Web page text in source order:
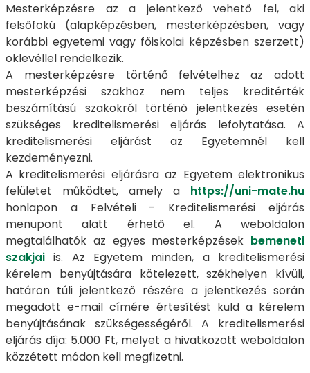
Mesterképzésre az a jelentkező vehető fel, aki
felsőfokú (alapképzésben, mesterképzésben, vagy
korábbi egyetemi vagy főiskolai képzésben szerzett)
oklevéllel rendelkezik.
A mesterképzésre történő felvételhez az adott
mesterképzési szakhoz nem teljes kreditérték
beszámítású szakokról történő jelentkezés esetén
szükséges kreditelismerési eljárás lefolytatása. A
kreditelismerési eljárást az Egyetemnél kell
kezdeményezni.
A kreditelismerési eljárásra az Egyetem elektronikus
felületet működtet, amely a https://uni-mate.hu
honlapon a Felvételi - Kreditelismerési eljárás
menüpont alatt érhető el. A weboldalon
megtalálhatók az egyes mesterképzések bemeneti
szakjai is. Az Egyetem minden, a kreditelismerési
kérelem benyújtására kötelezett, székhelyen kívüli,
határon túli jelentkező részére a jelentkezés során
megadott e-mail címére értesítést küld a kérelem
benyújtásának szükségességéről. A kreditelismerési
eljárás díja: 5.000 Ft, melyet a hivatkozott weboldalon
közzétett módon kell megfizetni.